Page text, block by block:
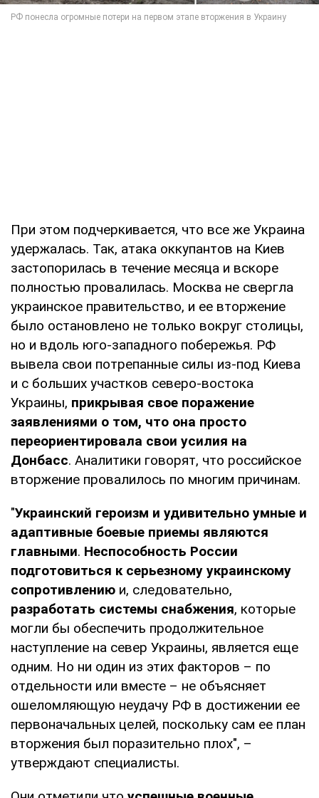
При этом подчеркивается, что все же Украина
удержалась. Так, атака оккупантов на Киев
застопорилась в течение месяца и вскоре
полностью провалилась. Москва не свергла
украинское правительство, и ее вторжение
было остановлено не только вокруг столицы,
но и вдоль юго-западного побережья. РФ
вывела свои потрепанные силы из-под Киева
и с больших участков северо-востока
Украины, прикрывая свое поражение
заявлениями о том, что она просто
переориентировала свои усилия на
Донбасс. Аналитики говорят, что российское
вторжение провалилось по многим причинам.
"Украинский героизм и удивительно умные и
адаптивные боевые приемы являются
главными. Неспособность России
подготовиться к серьезному украинскому
сопротивлению и, следовательно,
разработать системы снабжения, которые
могли бы обеспечить продолжительное
наступление на север Украины, является еще
одним. Но ни один из этих факторов – по
отдельности или вместе – не объясняет
ошеломляющую неудачу РФ в достижении ее
первоначальных целей, поскольку сам ее план
вторжения был поразительно плох", –
утверждают специалисты.